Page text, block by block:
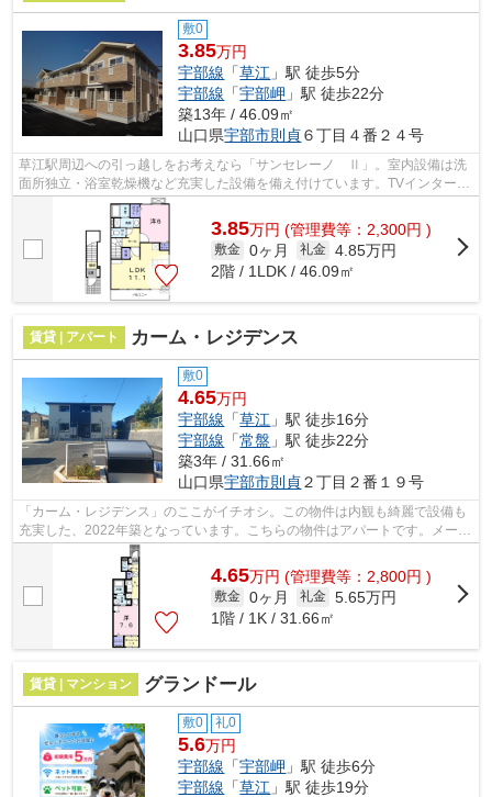
敷0
3.85万円
宇部線 「草江 」駅 徒歩5分
宇部線 「宇部岬 」駅 徒歩22分
築13年 / 46.09㎡
山口県宇部市則貞６丁目４番２４号
草江駅周辺への引っ越しをお考えなら「サンセレーノ Ⅱ」。室内設備は洗
面所独立・浴室乾燥機など充実した設備を備え付けています。TVインターフ
ォン付きの、セキュリティに配慮した物...
3.85万円 (管理費等：2,300円 )
敷金 0ヶ月 礼金 4.85万円
2階 / 1LDK / 46.09㎡
賃貸 | アパート カーム・レジデンス
敷0
4.65万円
宇部線 「草江 」駅 徒歩16分
宇部線 「常盤 」駅 徒歩22分
築3年 / 31.66㎡
山口県宇部市則貞２丁目２番１９号
「カーム・レジデンス」のここがイチオシ。この物件は内観も綺麗で設備も
充実した、2022年築となっています。こちらの物件はアパートです。メール
アドレスinfo@life-quest.jpまで、お...
4.65万円 (管理費等：2,800円 )
敷金 0ヶ月 礼金 5.65万円
1階 / 1K / 31.66㎡
賃貸 | マンション グランドール
敷0 礼0
5.6万円
宇部線 「宇部岬 」駅 徒歩6分
宇部線 「草江 」駅 徒歩19分